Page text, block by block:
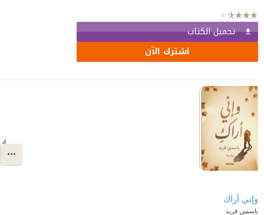
تحميل الكتاب
اشترك الآن
ياسمين فريد